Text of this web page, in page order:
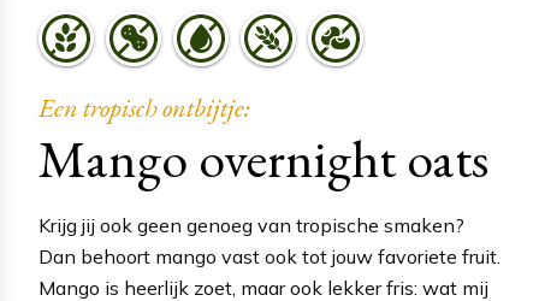
Een tropisch ontbijtje:
Mango overnight oats
Krijg jij ook geen genoeg van tropische smaken?
Dan behoort mango vast ook tot jouw favoriete fruit.
Mango is heerlijk zoet, maar ook lekker fris: wat mij